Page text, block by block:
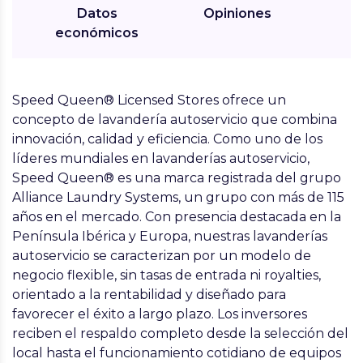
Datos
económicos
Opiniones
Speed Queen® Licensed Stores ofrece un
concepto de lavandería autoservicio que combina
innovación, calidad y eficiencia. Como uno de los
líderes mundiales en lavanderías autoservicio,
Speed Queen® es una marca registrada del grupo
Alliance Laundry Systems, un grupo con más de 115
años en el mercado. Con presencia destacada en la
Península Ibérica y Europa, nuestras lavanderías
autoservicio se caracterizan por un modelo de
negocio flexible, sin tasas de entrada ni royalties,
orientado a la rentabilidad y diseñado para
favorecer el éxito a largo plazo. Los inversores
reciben el respaldo completo desde la selección del
local hasta el funcionamiento cotidiano de equipos